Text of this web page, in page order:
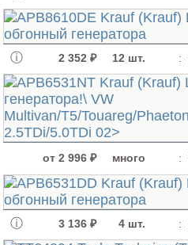
2 352 ₽
12 шт. :
от 2 996 ₽ много :
3 136 ₽
4 шт. :